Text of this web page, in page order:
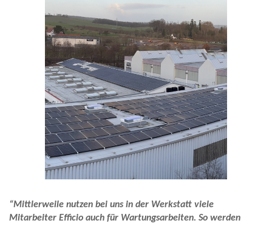
“Mittlerweile nutzen bei uns in der Werkstatt viele
Mitarbeiter Efficio auch für Wartungsarbeiten. So werden